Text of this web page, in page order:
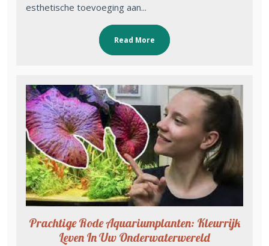
esthetische toevoeging aan...
Read More
Prachtige Rode Aquariumplanten: Kleurrijk
Leven In Uw Onderwaterwereld